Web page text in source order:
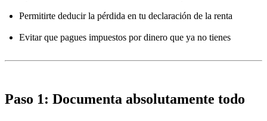
Permitirte deducir la pérdida en tu declaración de la renta
Evitar que pagues impuestos por dinero que ya no tienes
Paso 1: Documenta absolutamente todo